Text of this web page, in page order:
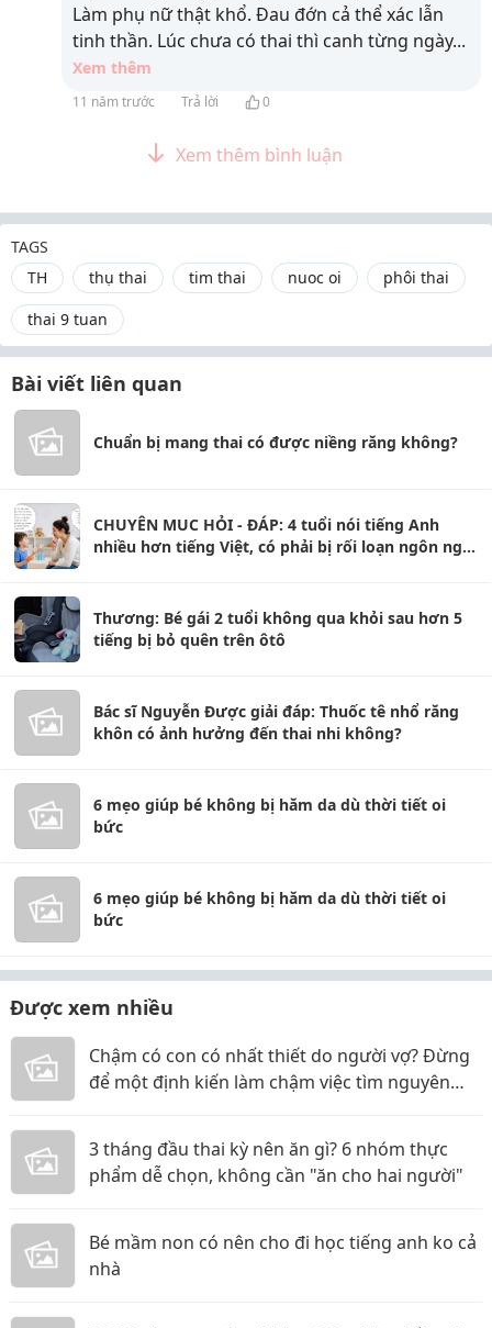
Làm phụ nữ thật khổ. Đau đớn cả thể xác lẫn
tinh thần. Lúc chưa có thai thì canh từng ngày...
Xem thêm
11 năm trước Trả lời 0
Xem thêm bình luận
TAGS
TH
thụ thai tim thai nuoc oi
phôi thai
thai 9 tuan
Bài viết liên quan
Chuẩn bị mang thai có được niềng răng không?
CHUYÊN MUC HỎI - ĐÁP: 4 tuổi nói tiếng Anh
nhiều hơn tiếng Việt, có phải bị rối loạn ngôn ngữ
Thương: Bé gái 2 tuổi không qua khỏi sau hơn 5
tiếng bị bỏ quên trên ôtô
Bác sĩ Nguyễn Được giải đáp: Thuốc tê nhổ răng
khôn có ảnh hưởng đến thai nhi không?
6 mẹo giúp bé không bị hăm da dù thời tiết oi
bức
6 mẹo giúp bé không bị hăm da dù thời tiết oi
bức
Được xem nhiều
Chậm có con có nhất thiết do người vợ? Đừng
để một định kiến làm chậm việc tìm nguyên
3 tháng đầu thai kỳ nên ăn gì? 6 nhóm thực
phẩm dễ chọn, không cần "ăn cho hai người"
Bé mầm non có nên cho đi học tiếng anh ko cả
nhà